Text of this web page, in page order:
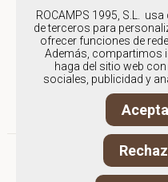
Los envíos a
entre
menos de 48
realizados
producto se
ROCAMPS 1995, S.L.
de terceros para
ofrecer funciones de
Además, compartimos
haga del sitio web
sociales, publicidad y